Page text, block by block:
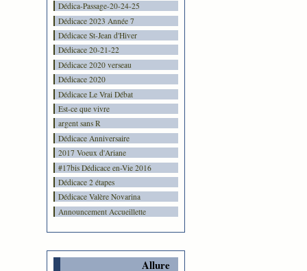
Dédica-Passage-20-24-25
Dédicace 2023 Année 7
Dédicace St-Jean d'Hiver
Dédicace 20-21-22
Dédicace 2020 verseau
Dédicace 2020
Dédicace Le Vrai Débat
Est-ce que vivre
argent sans R
Dédicace Anniversaire
2017 Voeux d'Ariane
#17bis Dédicace en-Vie 2016
Dédicace 2 étapes
Dédicace Valère Novarina
Announcement Accueillette
Allure